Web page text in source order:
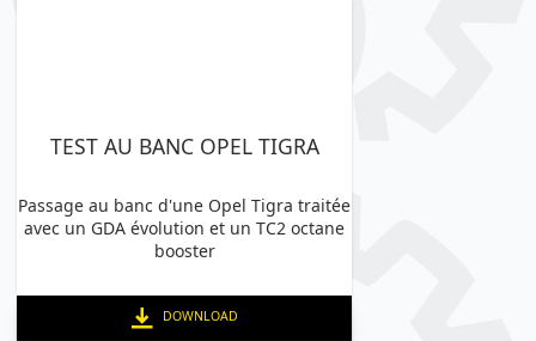
TEST AU BANC OPEL TIGRA
Passage au banc d'une Opel Tigra traitée
avec un GDA évolution et un TC2 octane
booster
DOWNLOAD